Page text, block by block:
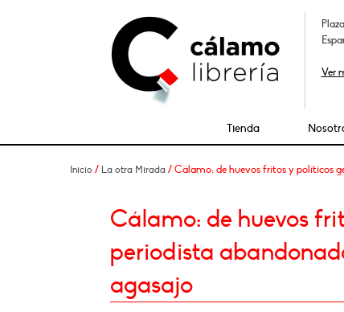
Ver
Tienda
Inicio / La otra Mirada / Cálamo: de huevos fritos y políticos
Cálamo: de huevos
periodista
agasajo